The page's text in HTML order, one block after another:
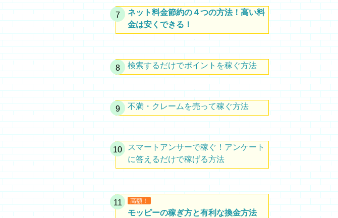
ネット料金節約の４つの方法！高い料
金は安くできる！
検索するだけでポイントを稼ぐ方法
不満・クレームを売って稼ぐ方法
スマートアンサーで稼ぐ！アンケート
に答えるだけで稼げる方法
高額！
モッピーの稼ぎ方と有利な換金方法